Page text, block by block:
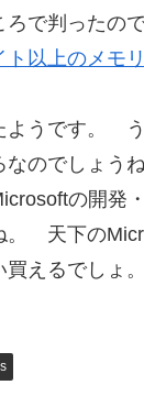
ろで判ったの
ト以上のメモ
ようです。
のでしょうね
の開発・
。 天下の
買えるでしょ